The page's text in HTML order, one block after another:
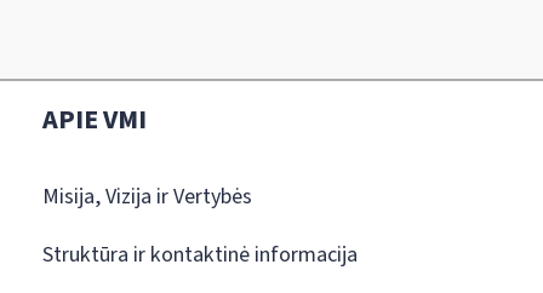
APIE VMI
Misija, Vizija ir Vertybės
Struktūra ir kontaktinė informacija